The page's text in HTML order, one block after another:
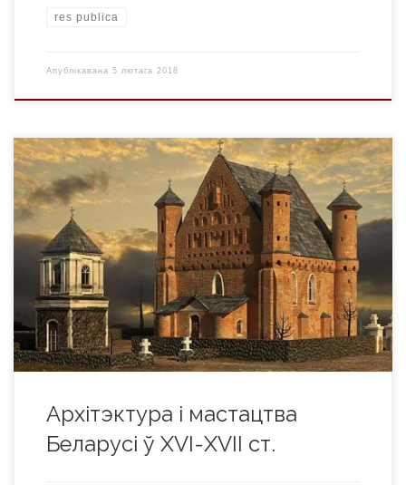
res publica
Апублікавана 5 лютага 2018
Дойлідства На эпоху Рэнесансу прыпадае росквіт
беларускага храмавага дойлідства. У гарадах, мястэчках,
замках і манастырах будаваліся храмы розных тыпаў. Іх
адметнымі рысамі былі спалучэнні архітэктурных стыляў
готыкі і рэнесансу, абарончыя элементы, багатая аздоба
фасадаў і інтэр’ераў. Выдатнымі помнікамі таго часу
засталіся на нашай зямлі Сынкавіцкая (Зэльвенскі раён),
Мураванкаўская (Шчучынскі раён) і Супраслеўская […]
Архітэктура і мастацтва
Беларусі ў XVI-XVII ст.